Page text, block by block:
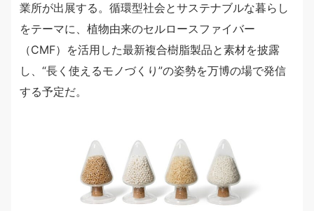
業所が出展する。循環型社会とサステナブルな暮らし
をテーマに、植物由来のセルロースファイバー
（CMF）を活用した最新複合樹脂製品と素材を披露
し、“長く使えるモノづくり”の姿勢を万博の場で発信
する予定だ。